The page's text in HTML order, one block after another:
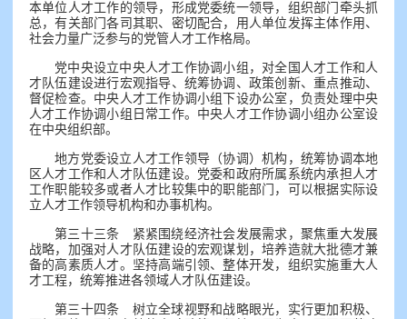
本单位人才工作的领导，形成党委统一领导，组织部门牵头抓
总，有关部门各司其职、密切配合，用人单位发挥主体作用、
社会力量广泛参与的党管人才工作格局。
党中央设立中央人才工作协调小组，对全国人才工作和人
才队伍建设进行宏观指导、统筹协调、政策创新、重点推动、
督促检查。中央人才工作协调小组下设办公室，负责处理中央
人才工作协调小组日常工作。中央人才工作协调小组办公室设
在中央组织部。
地方党委设立人才工作领导（协调）机构，统筹协调本地
区人才工作和人才队伍建设。党委和政府所属系统内承担人才
工作职能较多或者人才比较集中的职能部门，可以根据实际设
立人才工作领导机构和办事机构。
第三十三条 紧紧围绕经济社会发展需求，聚焦重大发展
战略，加强对人才队伍建设的宏观谋划，培养造就大批德才兼
备的高素质人才。坚持高端引领、整体开发，组织实施重大人
才工程，统筹推进各领域人才队伍建设。
第三十四条 树立全球视野和战略眼光，实行更加积极、